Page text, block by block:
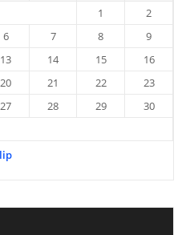
1
2
6 7 8
9
13 14 15
16
20 21 22
23
27 28 29
30